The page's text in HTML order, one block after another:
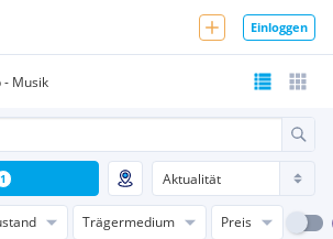
Einloggen
- Musik
Trägermedium Preis
1